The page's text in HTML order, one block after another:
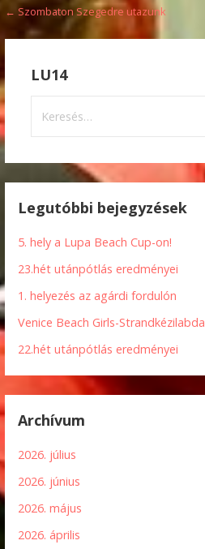
Bejegyzés
navigáció
← Szombaton Szegedre utazunk
LU14
Legutóbbi bejegyzések
5. hely a Lupa Beach Cup-on!
23.hét utánpótlás eredményei
1. helyezés az agárdi fordulón
Venice Beach Girls-Strandkézilabda
22.hét utánpótlás eredményei
Archívum
2026. július
2026. június
2026. május
2026. április